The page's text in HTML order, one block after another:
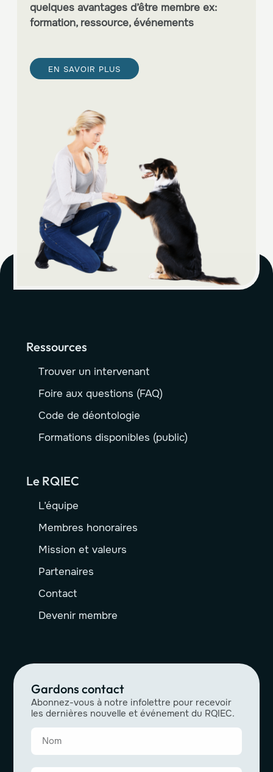
quelques avantages d’être membre ex:
formation, ressource, événements
EN SAVOIR PLUS
Ressources
Trouver un intervenant
Foire aux questions (FAQ)
Code de déontologie
Formations disponibles (public)
Le RQIEC
L’équipe
Membres honoraires
Mission et valeurs
Partenaires
Contact
Devenir membre
Gardons contact
Abonnez-vous à notre infolettre pour recevoir
les dernières nouvelle et événement du RQIEC.